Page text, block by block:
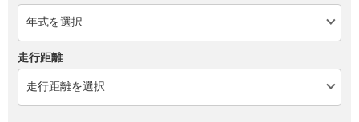
走行距離